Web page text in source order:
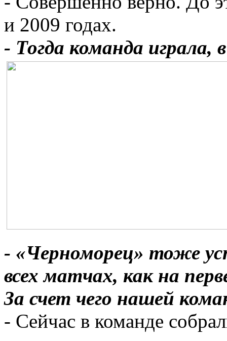
и 2009 годах.
- Тогда команда играла,
- «Черноморец» тоже
всех матчах, как на
За счет чего нашей
- Сейчас в команде